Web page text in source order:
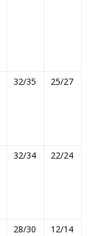
32/35 25/27
32/34 22/24
28/30 12/14